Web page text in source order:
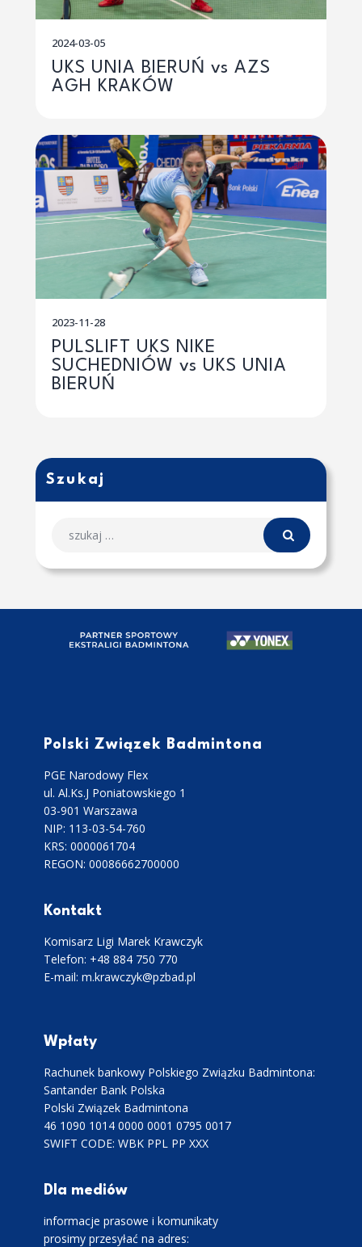
2024-03-05
UKS UNIA BIERUŃ vs AZS
AGH KRAKÓW
2023-11-28
PULSLIFT UKS NIKE
SUCHEDNIÓW vs UKS UNIA
BIERUŃ
Szukaj
Polski Związek Badmintona
PGE Narodowy Flex
ul. Al.Ks.J Poniatowskiego 1
03-901 Warszawa
NIP: 113-03-54-760
KRS: 0000061704
REGON: 00086662700000
Kontakt
Komisarz Ligi Marek Krawczyk
Telefon: +48 884 750 770
E-mail: m.krawczyk@pzbad.pl
Wpłaty
Rachunek bankowy Polskiego Związku Badmintona:
Santander Bank Polska
Polski Związek Badmintona
46 1090 1014 0000 0001 0795 0017
SWIFT CODE: WBK PPL PP XXX
Dla mediów
informacje prasowe i komunikaty
prosimy przesyłać na adres: